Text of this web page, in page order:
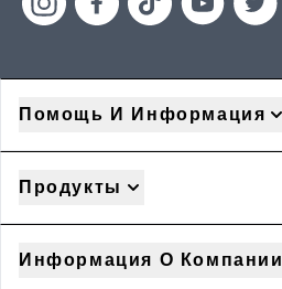
Помощь И Информация
Продукты
Информация О Компании